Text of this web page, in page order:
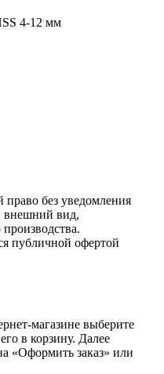
4-12 мм
право без уведомления
внешний вид,
публичной офертой
магазине выберите
в корзину. Далее
«Оформить заказ» или